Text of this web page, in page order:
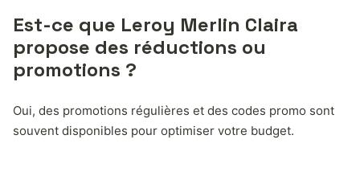
Est-ce que Leroy Merlin Claira
propose des réductions ou
promotions ?
Oui, des promotions régulières et des codes promo sont
souvent disponibles pour optimiser votre budget.